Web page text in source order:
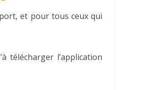
et pour tous ceux qui
télécharger l’application